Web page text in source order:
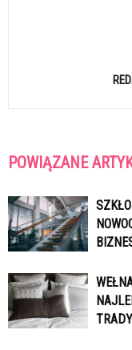
POWIĄZANE